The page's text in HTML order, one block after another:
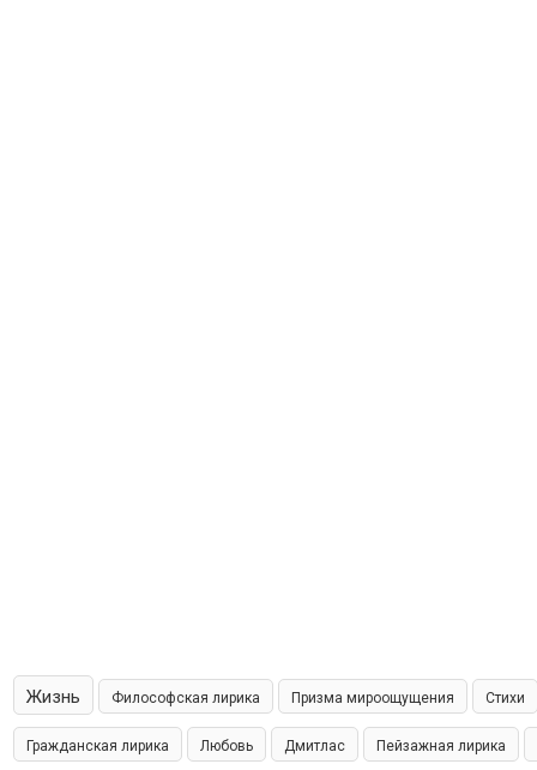
Жизнь Философская лирика Призма мироощущения Стихи
Гражданская лирика Любовь Дмитлас Пейзажная лирика